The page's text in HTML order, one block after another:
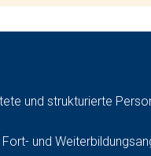
und strukturierte
und